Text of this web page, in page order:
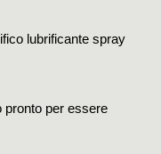
lubrificante spray
pronto per essere